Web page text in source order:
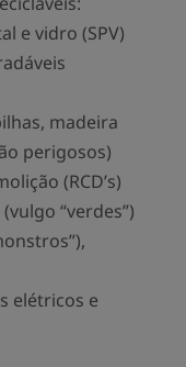
e vidro (SPV)
madeira
perigosos)
(RCD’s)
“verdes”)
elétricos e